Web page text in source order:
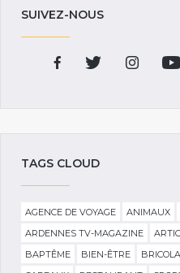
SUIVEZ-NOUS
TAGS CLOUD
AGENCE DE VOYAGE ANIMAUX
ARDENNES TV-MAGAZINE
BAPTÊME
BIEN-ÊTRE